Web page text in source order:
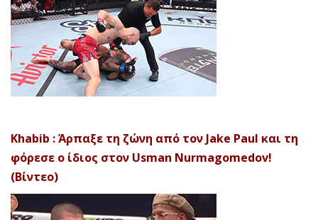
Khabib : Άρπαξε τη ζώνη από τον Jake Paul και τη
φόρεσε ο ίδιος στον Usman Nurmagomedov!
(Βίντεο)